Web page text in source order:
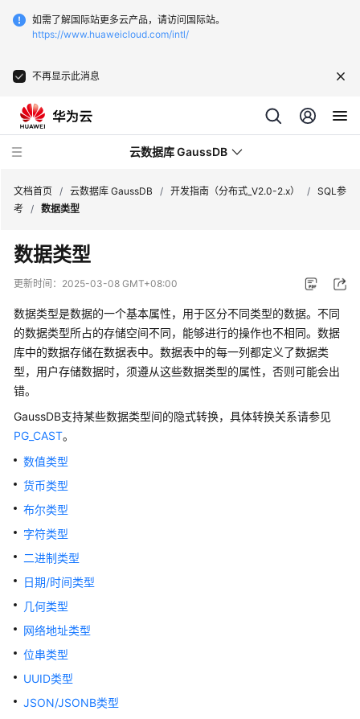
如需了解国际站更多云产品，请访问国际站。
https://www.huaweicloud.com/intl/
不再显示此消息
云数据库 GaussDB
最
新
动
服
务
公
产
品
介
计
费
明
快
入
门
户
文档首页 / 云数据库 GaussDB / 开发指南（分布式_V2.0-2.x） / SQL参
考 / 数据类型
数据类型
更新时间： 2025-03-08 GMT+08:00
数据类型是数据的一个基本属性，用于区分不同类型的数据。不同
的数据类型所占的存储空间不同，能够进行的操作也不相同。数据
库中的数据存储在数据表中。数据表中的每一列都定义了数据类
型，用户存储数据时，须遵从这些数据类型的属性，否则可能会出
错。
GaussDB支持某些数据类型间的隐式转换，具体转换关系请参见
PG_CAST。
数值类型
货币类型
布尔类型
字符类型
二进制类型
日期/时间类型
几何类型
网络地址类型
位串类型
UUID类型
JSON/JSONB类型